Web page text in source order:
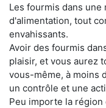
Les fourmis dans
d'alimentation, tout
envahissants.
Avoir des fourmis
plaisir, et vous aurez
vous-même, à moins
un contrôle et une
Peu importe la région